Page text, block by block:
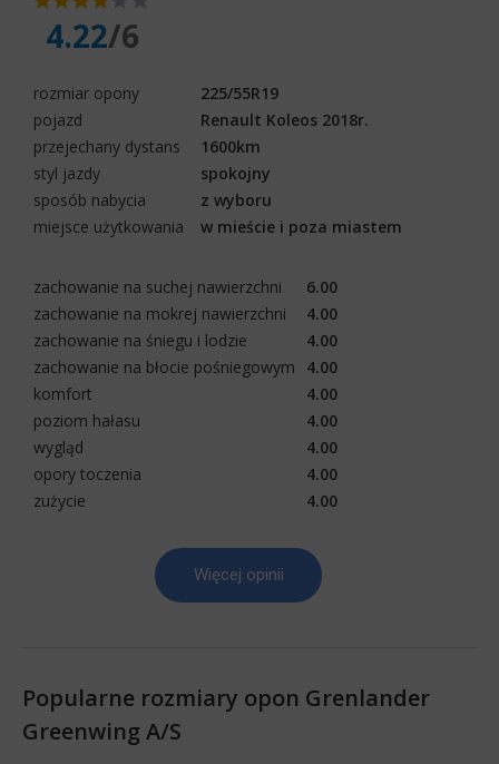
4.22/6
rozmiar opony
225/55R19
pojazd
Renault Koleos 2018r.
przejechany dystans
1600km
styl jazdy
spokojny
sposób nabycia
z wyboru
miejsce użytkowania
w mieście i poza miastem
zachowanie na suchej nawierzchni
6.00
zachowanie na mokrej nawierzchni
4.00
zachowanie na śniegu i lodzie
4.00
zachowanie na błocie pośniegowym
4.00
komfort
4.00
poziom hałasu
4.00
wygląd
4.00
opory toczenia
4.00
zużycie
4.00
Więcej opinii
Popularne rozmiary opon Grenlander
Greenwing A/S